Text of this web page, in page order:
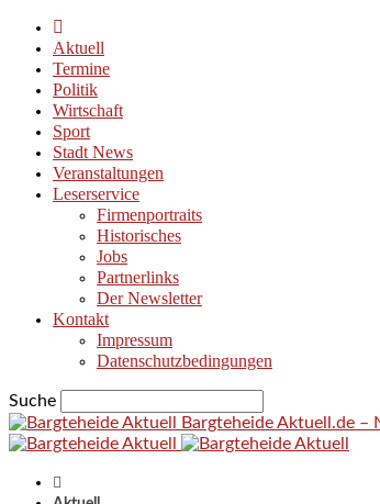
Aktuell
Termine
Politik
Wirtschaft
Sport
Stadt News
Veranstaltungen
Leserservice
Firmenportraits
Historisches
Jobs
Partnerlinks
Der Newsletter
Kontakt
Impressum
Datenschutzbedingungen
Suche
Bargteheide Aktuell.de –